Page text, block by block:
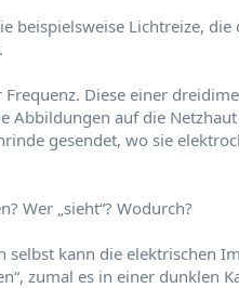
beispielsweise Lichtreize, die
Diese einer
Abbildungen auf die
gesendet, wo sie
Wer „sieht“? Wodurch?
selbst kann die elektrischen
zumal es in einer dunklen